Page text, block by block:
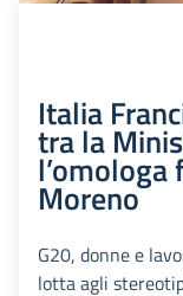
Italia
tra la
l’omologa
Moreno
G20, donne e
lotta agli